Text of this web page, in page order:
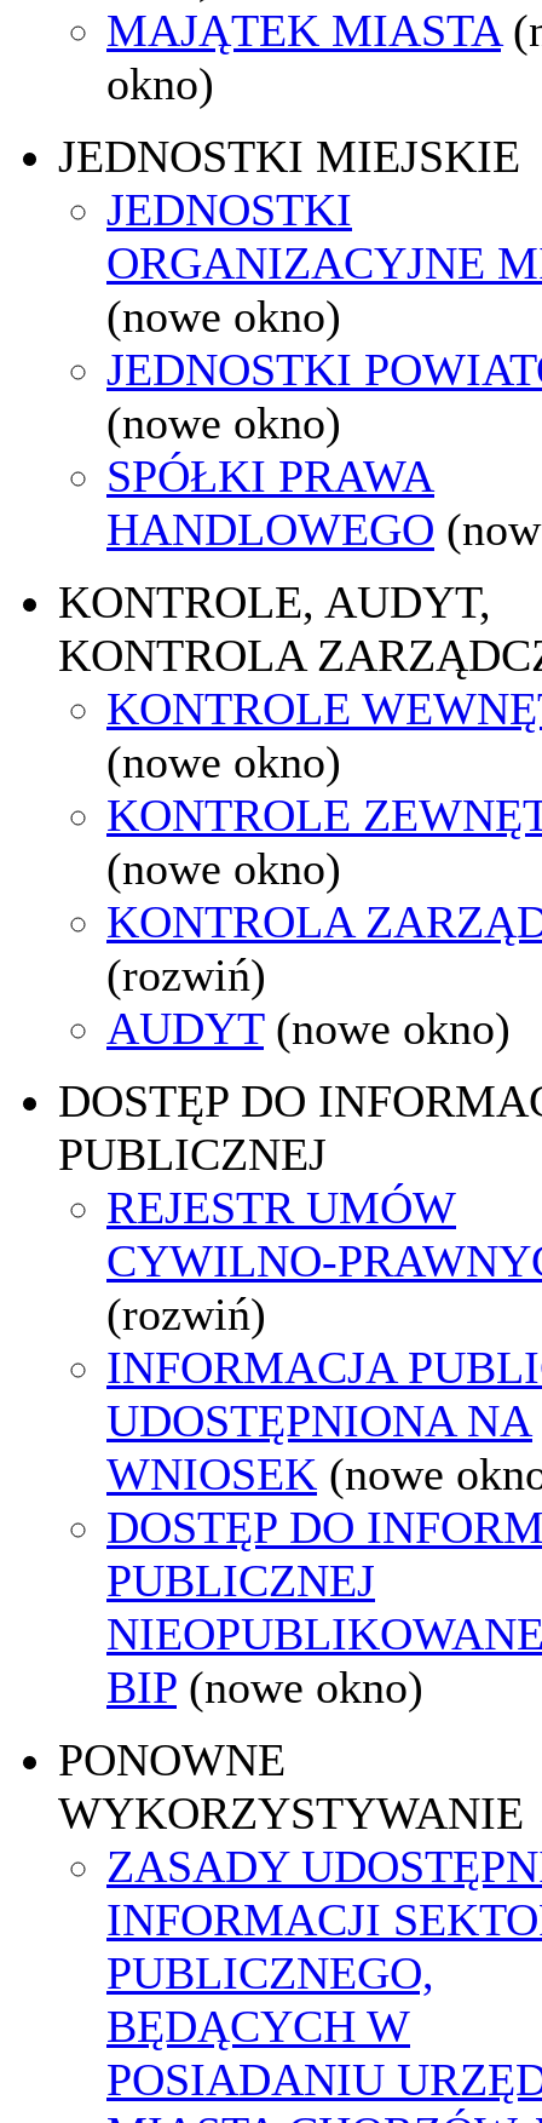
MAJĄTEK MIASTA
okno)
JEDNOSTKI MIEJSKIE
JEDNOSTKI
ORGANIZACYJNE
(nowe okno)
JEDNOSTKI
(nowe okno)
SPÓŁKI PRAWA
HANDLOWEGO
KONTROLE, AUDYT,
KONTROLA
KONTROLE
(nowe okno)
KONTROLE
(nowe okno)
KONTROLA
(rozwiń)
AUDYT (nowe okno)
DOSTĘP DO
PUBLICZNEJ
REJESTR UMÓW
CYWILNO-
(rozwiń)
INFORMACJA
UDOSTĘPNIONA NA
WNIOSEK (nowe
DOSTĘP DO
PUBLICZNEJ
BIP (nowe okno)
PONOWNE
WYKORZYSTYWANIE
ZASADY
INFORMACJI
PUBLICZNEGO,
BĘDĄCYCH W
POSIADANIU